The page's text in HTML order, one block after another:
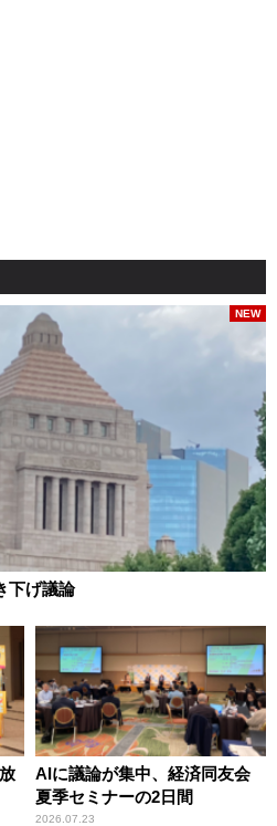
下げ議論
NEW
AIに議論が集中、経済同友会
夏季セミナーの2日間
2026.07.23